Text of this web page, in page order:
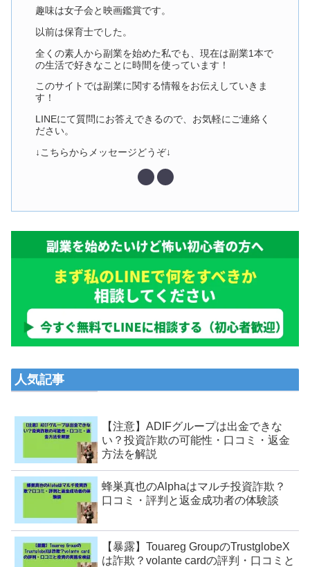
趣味は女子会と映画鑑賞です。
以前は保育士でした。
全くの素人から副業を始めた私でも、現在は副業1本で
の生活で好きなことに時間を使っています！
このサイトでは副業に関する情報をお伝えしていきま
す！
LINEにて質問にお答えできるので、お気軽にご連絡く
ださい。
↓こちらからメッセージどうぞ↓
人気記事
【注意】ADIFグループは出金できな
い？投資詐欺の可能性・口コミ・返金
方法を解説
蜂巣真也のAlphaはマルチ投資詐欺？
口コミ・評判と返金成功者の体験談
【暴露】Touareg GroupのTrustglobeX
は詐欺？volante cardの評判・口コミと